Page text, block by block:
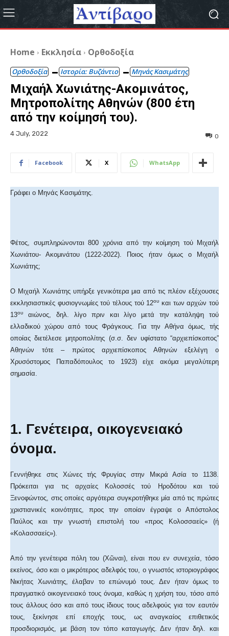
Home Εκκλησία Ορθοδοξία
Ορθοδοξία Ιστορία: Βυζάντιο Μηνάς Κασιμάτης
Μιχαήλ Χωνιάτης-Ακομινάτος,
Μητροπολίτης Αθηνών (800 έτη
από την κοίμησή του).
4 July, 2022 0
Facebook X WhatsApp
Γράφει ο Μηνάς Κασιμάτης.
Φέτος, συμπληρώνονται 800 χρόνια από την κοίμηση τού Μιχαήλ
Χωνιάτου- Ακομινάτου (1222-2022). Ποιος ήταν όμως ο Μιχαήλ
Χωνιάτης;
Ο Μιχαήλ Χωνιάτης υπήρξε γενικότερα μια από τις πλέον εξέχουσες
εκκλησιαστικές φυσιογνωμίες τού τέλους τού 12ου και των αρχών τού
13ου
αιώνος, δηλ. λίγο πριν και λίγο μετά την κατάληψη τού
ελλαδικού χώρου από τους Φράγκους. Για την Αθήνα όμως, τής
οποίας διετέλεσε μητροπολίτης (σ.σ. δεν υφίστατο “αρχιεπίσκοπος”
Αθηνών τότε – πρώτος αρχιεπίσκοπος Αθηνών εξελέγη ο
Χρυσόστομος Παπαδόπουλος το 1923) είχε ακόμα μεγαλύτερη
σημασία.
1. Γενέτειρα, οικογενειακό
όνομα.
Γεννήθηκε στις Χώνες τής Φρυγίας στην Μικρά Ασία το 1138.
Πρόκειται για τις αρχαίες Κολοσσές τού Ηροδότου και τού
Ξενοφώντος, στις οποίες αργότερα συγκροτήθηκε μία από τις πρώτες
χριστιανικές κοινότητες, προς την οποίαν έγραψε ο Απόστολος
Παύλος και την γνωστή επιστολή του «προς Κολοσσαείς» (ή
«Κολασσαείς»).
Από την γενέτειρα πόλη του (Χῶναι), είναι που εν συνεχεία, τόσο
εκείνος, όσο και ο μικρότερος αδελφός του, ο γνωστός ιστοριογράφος
Νικήτας Χωνιάτης, έλαβαν το επώνυμό τους. Δεν ήταν όμως το
πραγματικό οικογενειακό τους όνομα, καθώς η χρήση του, τόσο από
τους άλλους όσο και από τους ίδιους τους αδελφούς για τον εαυτόν
τους, ξεκίνησε επί εποχής τους, ως αναγκαίος επιθετικός
προσδιορισμός, με βάση τον τόπο καταγωγής. Δεν ήταν δηλ. και